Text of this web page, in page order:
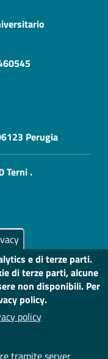
Perugia
Terni .
206231
e di terze parti.
di terze parti, alcune
non disponibili. Per
policy.
policy
tramite server